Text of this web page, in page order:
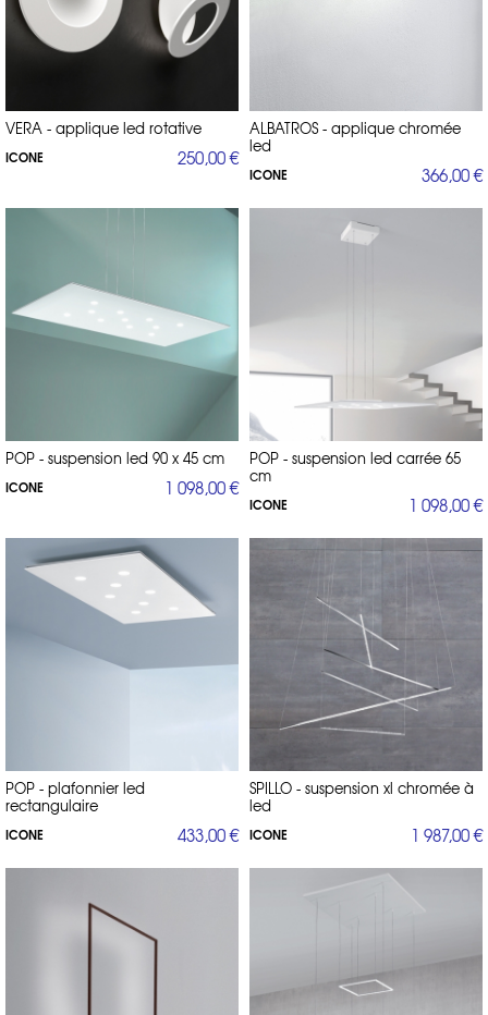
VERA - applique led rotative
ICONE 250,00 €
ALBATROS - applique chromée
led
ICONE 366,00 €
POP - suspension led 90 x 45 cm
ICONE 1 098,00 €
POP - suspension led carrée 65
cm
ICONE 1 098,00 €
POP - plafonnier led
rectangulaire
ICONE 433,00 €
SPILLO - suspension xl chromée à
led
ICONE 1 987,00 €